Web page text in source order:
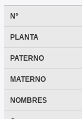
N°
PLANTA
PATERNO
MATERNO
NOMBRES